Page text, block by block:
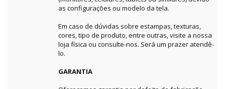
as configurações ou modelo da tela.
Em caso de dúvidas sobre estampas, texturas,
cores, tipo de produto, entre outras, visite a nossa
loja física ou consulte-nos. Será um prazer atendê-
lo.
GARANTIA